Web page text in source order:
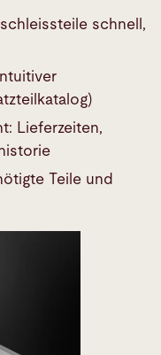
schnell,
Lieferzeiten,
Teile und